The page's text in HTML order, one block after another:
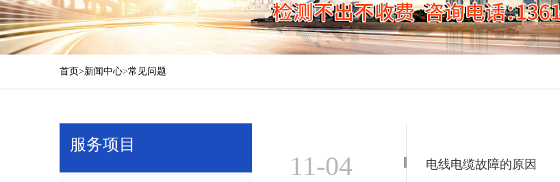
首页>新闻中心>常见问题
服务项目
电线电缆故障的原因
11-04